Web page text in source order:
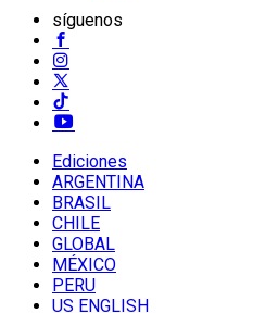
síguenos
Ediciones
ARGENTINA
BRASIL
CHILE
GLOBAL
MÉXICO
PERU
US ENGLISH